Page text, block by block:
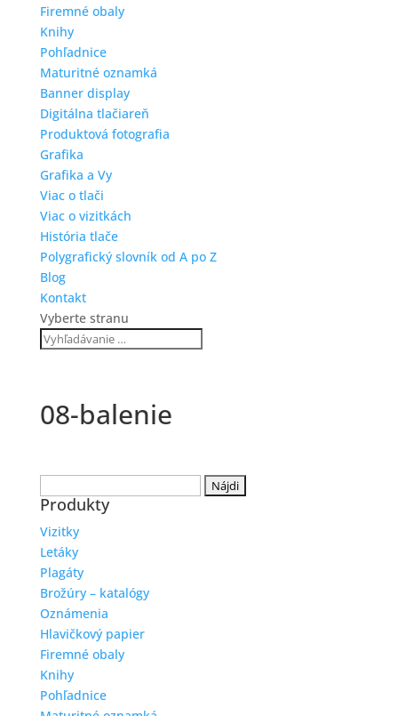
Firemné obaly
Knihy
Pohľadnice
Maturitné oznamká
Banner display
Digitálna tlačiareň
Produktová fotografia
Grafika
Grafika a Vy
Viac o tlači
Viac o vizitkách
História tlače
Polygrafický slovník od A po Z
Blog
Kontakt
Vyberte stranu
08-balenie
Produkty
Vizitky
Letáky
Plagáty
Brožúry – katalógy
Oznámenia
Hlavičkový papier
Firemné obaly
Knihy
Pohľadnice